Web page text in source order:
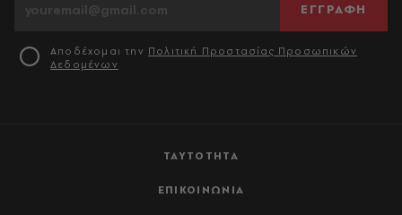
ΤΑΥΤΟΤΗΤΑ
ΕΠΙΚΟΙΝΩΝΙΑ
ΕΓΓΡΑΦΗ
Αποδέχομαι την Πολιτική Προστασίας Προσωπικών
Δεδομένων